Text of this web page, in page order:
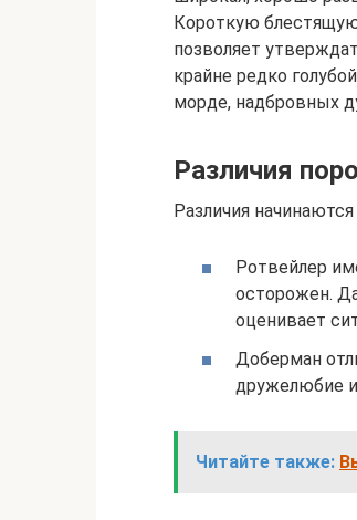
Короткую
позволяет
крайне редко
морде, надбровных
Различия
Различия
Ротвейлер
осторожен.
оценивает
Доберман
дружелюбие
Читайте также: